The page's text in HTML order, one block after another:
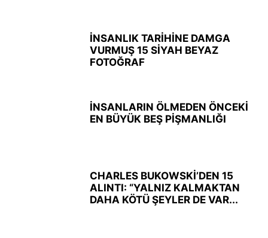
İNSANLIK TARİHİNE DAMGA
VURMUŞ 15 SİYAH BEYAZ
FOTOĞRAF
İNSANLARIN ÖLMEDEN ÖNCEKİ
EN BÜYÜK BEŞ PİŞMANLIĞI
CHARLES BUKOWSKİ’DEN 15
ALINTI: “YALNIZ KALMAKTAN
DAHA KÖTÜ ŞEYLER DE VAR...